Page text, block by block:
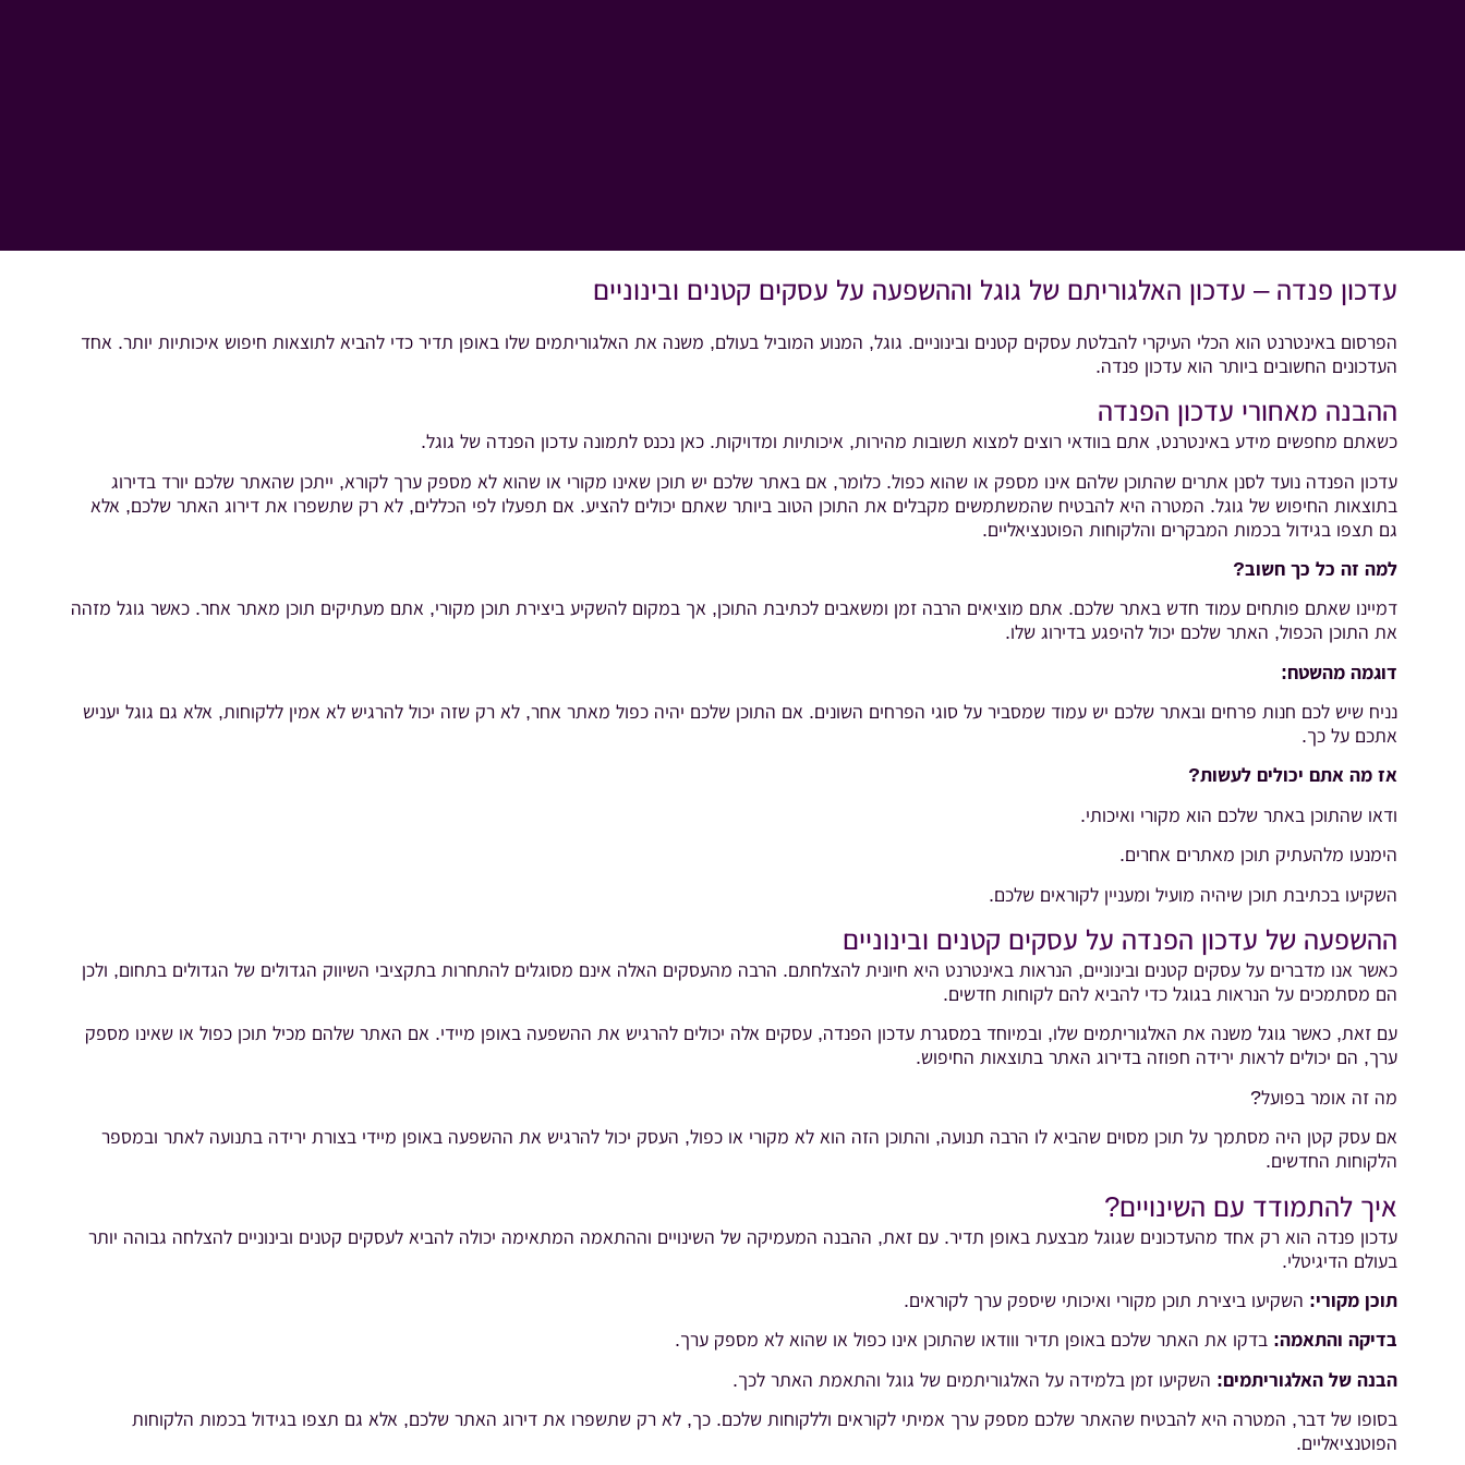
עדכון פנדה – עדכון האלגוריתם של גוגל וההשפעה על עסקים קטנים ובינוניים
הפרסום באינטרנט הוא הכלי העיקרי להבלטת עסקים קטנים ובינוניים. גוגל, המנוע המוביל בעולם, משנה את האלגוריתמים שלו באופן תדיר כדי להביא לתוצאות חיפוש איכותיות יותר. אחד
העדכונים החשובים ביותר הוא עדכון פנדה.
ההבנה מאחורי עדכון הפנדה
כשאתם מחפשים מידע באינטרנט, אתם בוודאי רוצים למצוא תשובות מהירות, איכותיות ומדויקות. כאן נכנס לתמונה עדכון הפנדה של גוגל.
עדכון הפנדה נועד לסנן אתרים שהתוכן שלהם אינו מספק או שהוא כפול. כלומר, אם באתר שלכם יש תוכן שאינו מקורי או שהוא לא מספק ערך לקורא, ייתכן שהאתר שלכם יורד בדירוג
בתוצאות החיפוש של גוגל. המטרה היא להבטיח שהמשתמשים מקבלים את התוכן הטוב ביותר שאתם יכולים להציע. אם תפעלו לפי הכללים, לא רק שתשפרו את דירוג האתר שלכם, אלא
גם תצפו בגידול בכמות המבקרים והלקוחות הפוטנציאליים.
למה זה כל כך חשוב?
דמיינו שאתם פותחים עמוד חדש באתר שלכם. אתם מוציאים הרבה זמן ומשאבים לכתיבת התוכן, אך במקום להשקיע ביצירת תוכן מקורי, אתם מעתיקים תוכן מאתר אחר. כאשר גוגל מזהה
את התוכן הכפול, האתר שלכם יכול להיפגע בדירוג שלו.
דוגמה מהשטח:
נניח שיש לכם חנות פרחים ובאתר שלכם יש עמוד שמסביר על סוגי הפרחים השונים. אם התוכן שלכם יהיה כפול מאתר אחר, לא רק שזה יכול להרגיש לא אמין ללקוחות, אלא גם גוגל יעניש
אתכם על כך.
אז מה אתם יכולים לעשות?
ודאו שהתוכן באתר שלכם הוא מקורי ואיכותי.
הימנעו מלהעתיק תוכן מאתרים אחרים.
השקיעו בכתיבת תוכן שיהיה מועיל ומעניין לקוראים שלכם.
ההשפעה של עדכון הפנדה על עסקים קטנים ובינוניים
כאשר אנו מדברים על עסקים קטנים ובינוניים, הנראות באינטרנט היא חיונית להצלחתם. הרבה מהעסקים האלה אינם מסוגלים להתחרות בתקציבי השיווק הגדולים של הגדולים בתחום, ולכן
הם מסתמכים על הנראות בגוגל כדי להביא להם לקוחות חדשים.
עם זאת, כאשר גוגל משנה את האלגוריתמים שלו, ובמיוחד במסגרת עדכון הפנדה, עסקים אלה יכולים להרגיש את ההשפעה באופן מיידי. אם האתר שלהם מכיל תוכן כפול או שאינו מספק
ערך, הם יכולים לראות ירידה חפוזה בדירוג האתר בתוצאות החיפוש.
מה זה אומר בפועל?
אם עסק קטן היה מסתמך על תוכן מסוים שהביא לו הרבה תנועה, והתוכן הזה הוא לא מקורי או כפול, העסק יכול להרגיש את ההשפעה באופן מיידי בצורת ירידה בתנועה לאתר ובמספר
הלקוחות החדשים.
איך להתמודד עם השינויים?
עדכון פנדה הוא רק אחד מהעדכונים שגוגל מבצעת באופן תדיר. עם זאת, ההבנה המעמיקה של השינויים וההתאמה המתאימה יכולה להביא לעסקים קטנים ובינוניים להצלחה גבוהה יותר
בעולם הדיגיטלי.
תוכן מקורי: השקיעו ביצירת תוכן מקורי ואיכותי שיספק ערך לקוראים.
בדיקה והתאמה: בדקו את האתר שלכם באופן תדיר ווודאו שהתוכן אינו כפול או שהוא לא מספק ערך.
הבנה של האלגוריתמים: השקיעו זמן בלמידה על האלגוריתמים של גוגל והתאמת האתר לכך.
בסופו של דבר, המטרה היא להבטיח שהאתר שלכם מספק ערך אמיתי לקוראים וללקוחות שלכם. כך, לא רק שתשפרו את דירוג האתר שלכם, אלא גם תצפו בגידול בכמות הלקוחות
הפוטנציאליים.